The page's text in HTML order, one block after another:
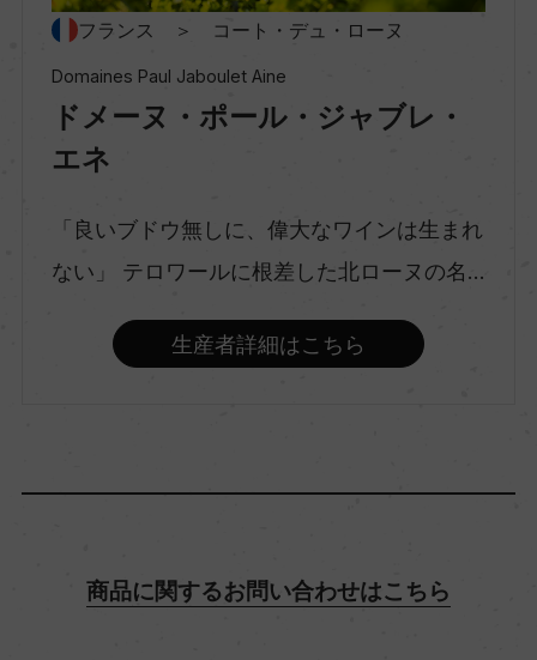
種類
スティルワイン
味わい
品種（原材料）
フランス ＞ コート・デュ・ローヌ
Domaines Paul Jaboulet Aine
ドメーヌ・ポール・ジャブレ・
エネ
「良いブドウ無しに、偉大なワインは生まれ
ない」 テロワールに根差した北ローヌの名...
生産者詳細はこちら
商品に関するお問い合わせはこちら